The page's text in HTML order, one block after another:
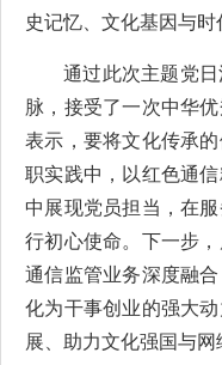
史记忆、文化基因与时
通过此次主题党
脉，接受了一次中华
表示，要将文化传承
职实践中，以红色通
中展现党员担当，在
行初心使命。下一步
通信监管业务深度融
化为干事创业的强大
展、助力文化强国与网